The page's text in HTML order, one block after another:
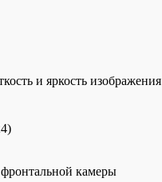
и яркость изображения
камеры